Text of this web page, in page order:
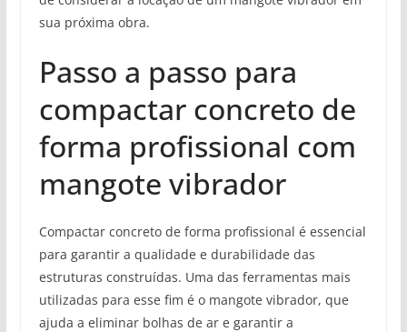
sua próxima obra.
Passo a passo para
compactar concreto de
forma profissional com
mangote vibrador
Compactar concreto de forma profissional é essencial
para garantir a qualidade e durabilidade das
estruturas construídas. Uma das ferramentas mais
utilizadas para esse fim é o mangote vibrador, que
ajuda a eliminar bolhas de ar e garantir a